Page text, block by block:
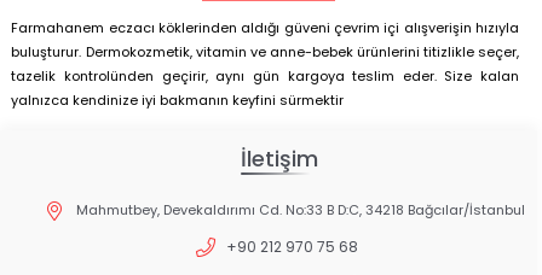
Farmahanem eczacı köklerinden aldığı güveni çevrim içi alışverişin hızıyla
buluşturur. Dermokozmetik, vitamin ve anne-bebek ürünlerini titizlikle seçer,
tazelik kontrolünden geçirir, aynı gün kargoya teslim eder. Size kalan
yalnızca kendinize iyi bakmanın keyfini sürmektir
İletişim
Mahmutbey, Devekaldırımı Cd. No:33 B D:C, 34218 Bağcılar/İstanbul
+90 212 970 75 68